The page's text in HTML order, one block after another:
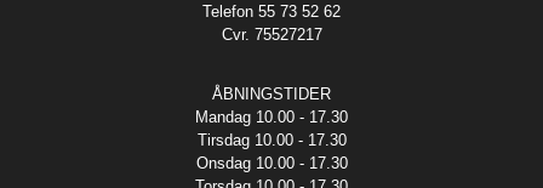
Telefon 55 73 52 62
Cvr. 75527217
ÅBNINGSTIDER
Mandag 10.00 - 17.30
Tirsdag 10.00 - 17.30
Onsdag 10.00 - 17.30